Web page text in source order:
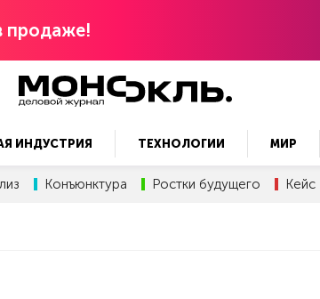
продаже!
ИНДУСТРИЯ ТЕХНОЛОГИИ МИР
Конъюнктура Ростки будущего Кейс